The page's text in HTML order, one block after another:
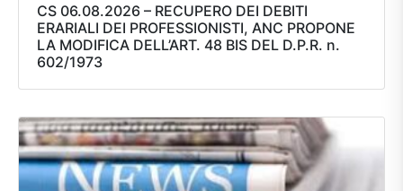
CS 06.08.2026 – RECUPERO DEI DEBITI
ERARIALI DEI PROFESSIONISTI, ANC PROPONE
LA MODIFICA DELL’ART. 48 BIS DEL D.P.R. n.
602/1973